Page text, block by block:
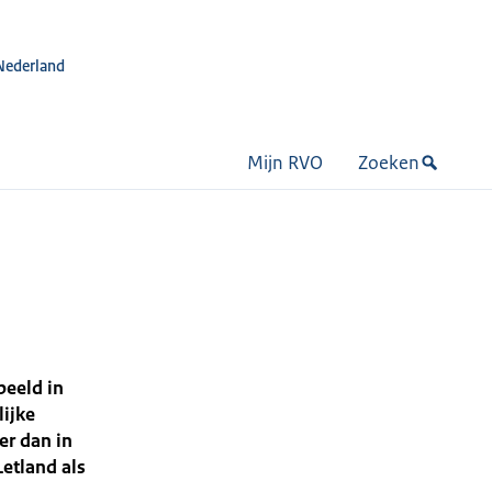
Mijn RVO Zoeken
in
dan in
als